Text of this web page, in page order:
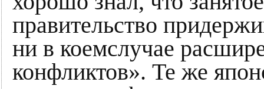
правительство
ни в коемслучае
конфликтов». Те же